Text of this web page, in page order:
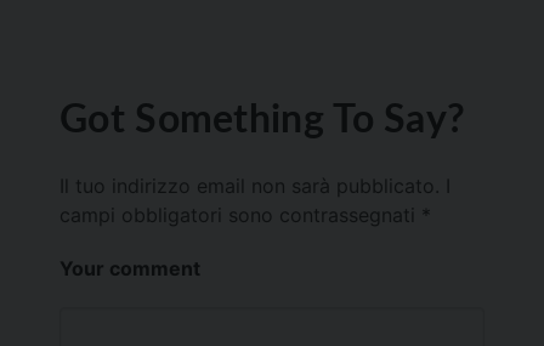
Got Something To Say?
Il tuo indirizzo email non sarà pubblicato.
campi obbligatori sono contrassegnati *
Your comment